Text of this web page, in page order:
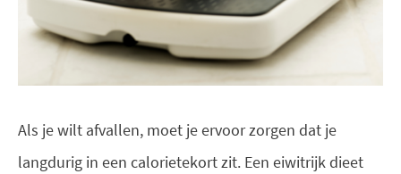
Als je wilt afvallen, moet je ervoor zorgen dat je
langdurig in een calorietekort zit. Een eiwitrijk dieet